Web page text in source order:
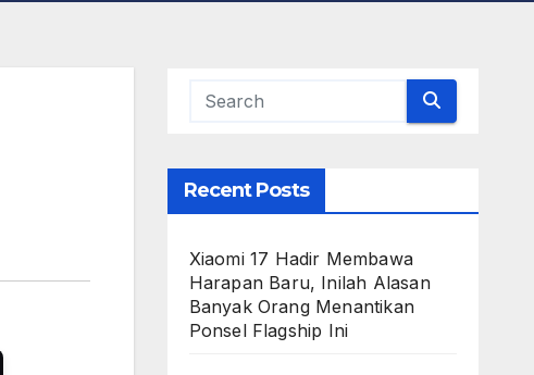
Recent Posts
Xiaomi 17 Hadir Membawa
Harapan Baru, Inilah Alasan
Banyak Orang Menantikan
Ponsel Flagship Ini